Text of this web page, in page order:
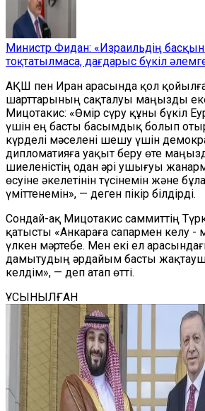
Министр Фидан: «Израильдің
тоқтатылмаса, дағдарыс бүкіл
АҚШ пен Иран арасында қол
шарттарының сақталуы маңызды
Мицотакис: «Өмір сүру құны бүкіл
үшін ең басты басымдық болып
күрделі мәселені шешу үшін
дипломатияға уақыт беру өте
шиеленістің одан әрі ушығуы
өсуіне әкелетінін түсінемін және
үміттенемін», — деген пікір білдірді.
Сондай-ақ Мицотакис саммиттің
қатысты «Анкараға сапармен келу -
үлкен мәртебе. Мен екі ел
дамытудың әрдайым басты
келдім», — деп атап өтті.
ҰСЫНЫЛҒАН